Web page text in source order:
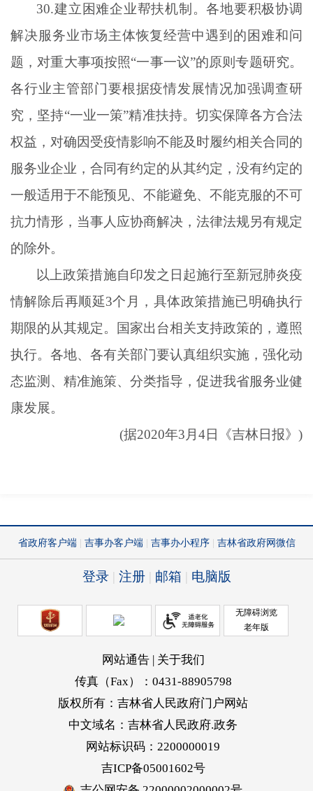
30.建立困难企业帮扶机制。各地要积极协调
解决服务业市场主体恢复经营中遇到的困难和问
题，对重大事项按照“一事一议”的原则专题研究。
各行业主管部门要根据疫情发展情况加强调查研
究，坚持“一业一策”精准扶持。切实保障各方合法
权益，对确因受疫情影响不能及时履约相关合同的
服务业企业，合同有约定的从其约定，没有约定的
一般适用于不能预见、不能避免、不能克服的不可
抗力情形，当事人应协商解决，法律法规另有规定
的除外。
以上政策措施自印发之日起施行至新冠肺炎疫
情解除后再顺延3个月，具体政策措施已明确执行
期限的从其规定。国家出台相关支持政策的，遵照
执行。各地、各有关部门要认真组织实施，强化动
态监测、精准施策、分类指导，促进我省服务业健
康发展。
(据2020年3月4日《吉林日报》)